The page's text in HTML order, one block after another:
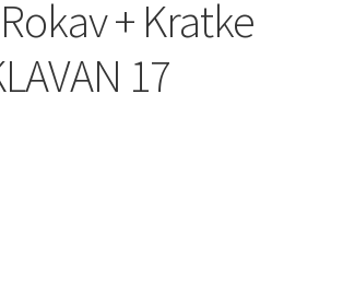
+ Kratke
17